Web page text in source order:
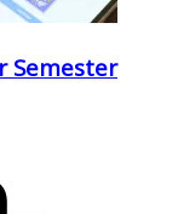
Semester